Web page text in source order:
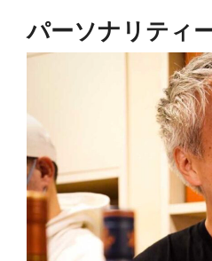
パーソナリティ